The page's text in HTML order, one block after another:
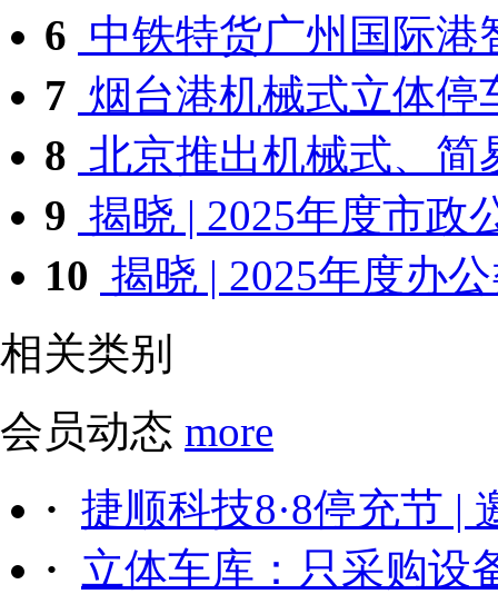
6 中铁特货广州国际港
7 烟台港机械式立体停
8 北京推出机械式、简
9 揭晓 | 2025年度市政
10 揭晓 | 2025年度办
相关类别
会员动态 more
· 捷顺科技8·8停充节 |
· 立体车库：只采购设